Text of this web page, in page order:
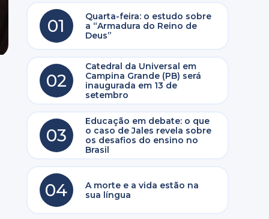
01
Quarta-feira: o estudo sobre
a “Armadura do Reino de
Deus”
02
Catedral da Universal em
Campina Grande (PB) será
inaugurada em 13 de
setembro
03
Educação em debate: o que
o caso de Jales revela sobre
os desafios do ensino no
Brasil
04
A morte e a vida estão na
sua língua